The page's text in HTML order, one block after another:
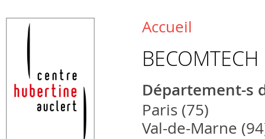
Vous êtes ici
Accueil
BECOMTECH
Département-s
Paris (75)
Val-de-Marne